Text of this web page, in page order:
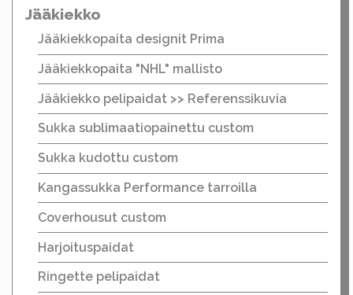
Jääkiekko
Jääkiekkopaita designit Prima
Jääkiekkopaita "NHL" mallisto
Jääkiekko pelipaidat >> Referenssikuvia
Sukka sublimaatiopainettu custom
Sukka kudottu custom
Kangassukka Performance tarroilla
Coverhousut custom
Harjoituspaidat
Ringette pelipaidat